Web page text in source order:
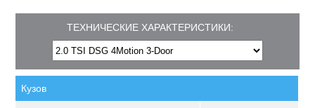
ТЕХНИЧЕСКИЕ ХАРАКТЕРИСТИКИ:
Кузов